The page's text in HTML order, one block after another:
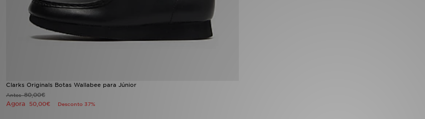
Clarks Originals Botas Wallabee para Júnior
Antes80,00€
Agora 50,00€ Desconto 37%
MENSAGENS
ESTADO DO TEU PEDIDO